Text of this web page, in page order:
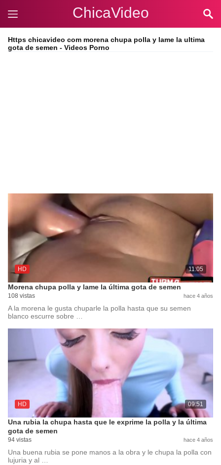
ChicaVideo
Https chicavideo com morena chupa polla y lame la ultima
gota de semen - Videos Porno
HD 11:05
Morena chupa polla y lame la última gota de semen
108 vistas hace 4 años
A la morena le gusta chuparle la polla hasta que su semen
blanco escurre sobre …
HD 09:51
Una rubia la chupa hasta que le exprime la polla y la última
gota de semen
94 vistas hace 4 años
Una buena rubia se pone manos a la obra y le chupa la polla con
lujuria y al …